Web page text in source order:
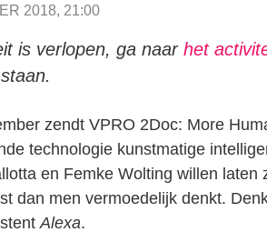
2018, 21:00
is verlopen, ga naar het
zendt VPRO 2Doc: More
technologie kunstmatige
en Femke Wolting willen
dan men vermoedelijk denkt.
Alexa.